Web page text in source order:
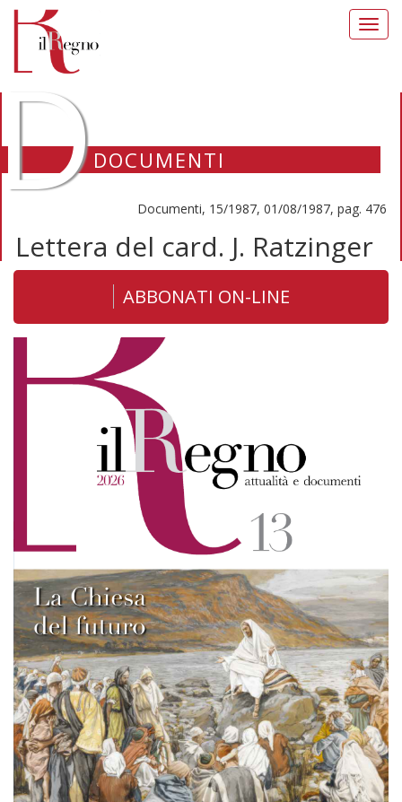
DOCUMENTI
Documenti, 15/1987, 01/08/1987, pag. 476
Lettera del card. J. Ratzinger
ABBONATI ON-LINE